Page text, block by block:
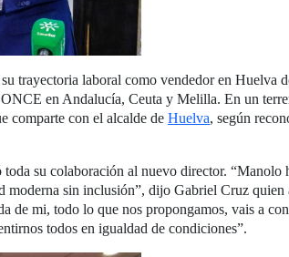
trayectoria laboral como vendedor en Huelva
en Andalucía, Ceuta y Melilla. En un
comparte con el alcalde de Huelva, según
su colaboración al nuevo director. “Manolo
moderna sin inclusión”, dijo Gabriel Cruz quien
de mi, todo lo que nos propongamos, vais a
todos en igualdad de condiciones”.